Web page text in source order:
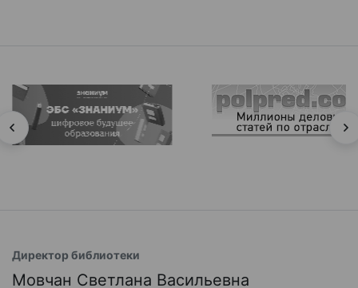
Директор библиотеки
Мовчан Светлана Васильевна